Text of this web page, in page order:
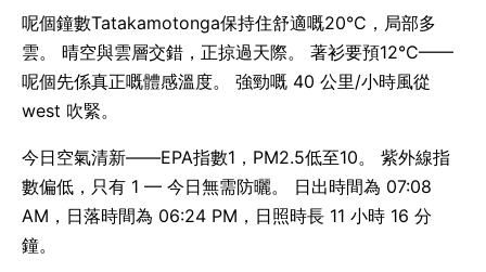
呢個鐘數Tatakamotonga保持住舒適嘅20°C，局部多
雲。 晴空與雲層交錯，正掠過天際。 著衫要預12°C——
呢個先係真正嘅體感溫度。 強勁嘅 40 公里/小時風從
west 吹緊。
今日空氣清新——EPA指數1，PM2.5低至10。 紫外線指
數偏低，只有 1 — 今日無需防曬。 日出時間為 07:08
AM，日落時間為 06:24 PM，日照時長 11 小時 16 分
鐘。